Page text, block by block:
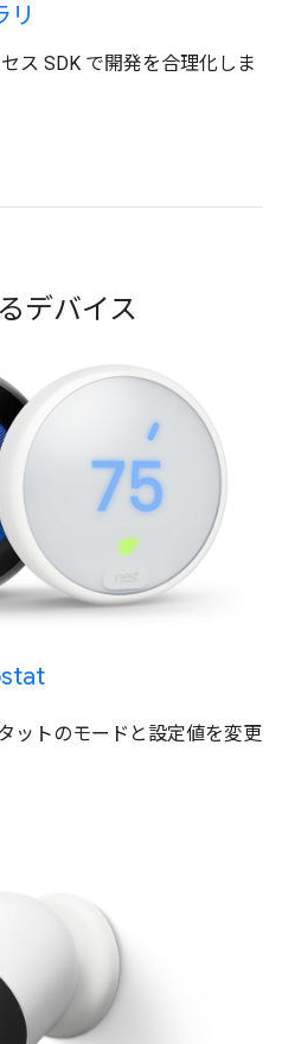
リ
ス SDK で開発を合理化しま
デバイス
ットのモードと設定値を変更